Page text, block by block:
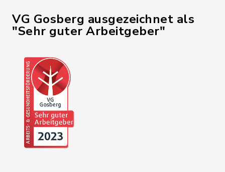
VG Gosberg ausgezeichnet als
"Sehr guter Arbeitgeber"